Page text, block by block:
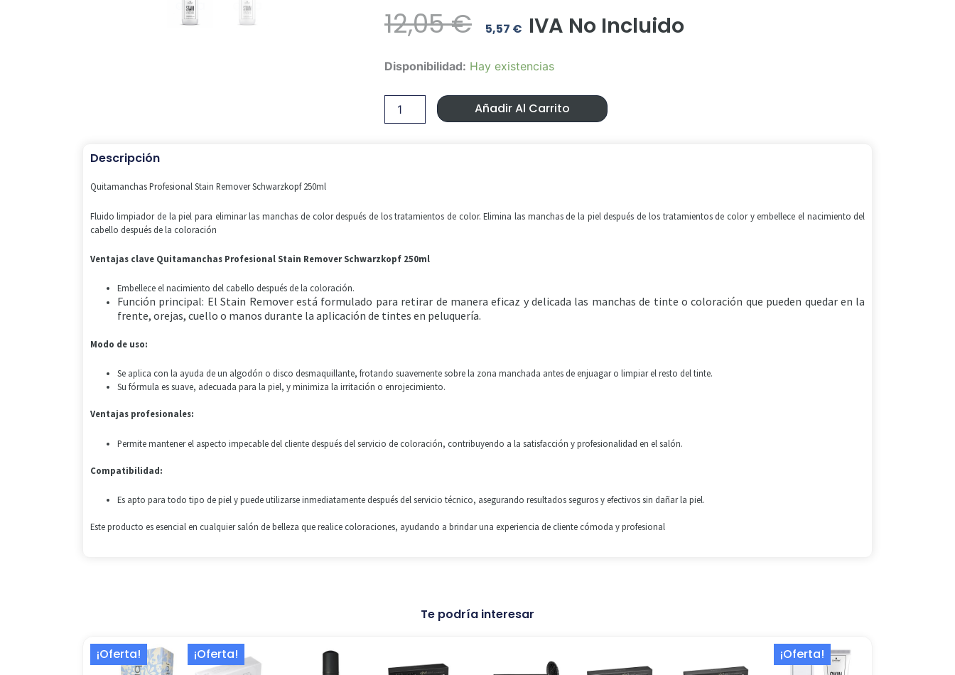
12,05€ El
Original
Era:
12,05 €.
5,57 €El
Actual
Es:
5,57 €.
IVA No Incluido
Disponibilidad: Hay existencias
Quitamanchas
Profesional
Remover
Schwarzkopf
Añadir Al Carrito
Descripción
Quitamanchas Profesional Stain Remover Schwarzkopf 250ml
Fluido limpiador de la piel para eliminar las manchas de color después de los tratamientos de color. Elimina las manchas de la piel después de los tratamientos de color y embellece el nacimiento del
cabello después de la coloración
Ventajas clave Quitamanchas Profesional Stain Remover Schwarzkopf 250ml
Embellece el nacimiento del cabello después de la coloración.
Función principal: El Stain Remover está formulado para retirar de manera eficaz y delicada las manchas de tinte o coloración que pueden quedar en la
frente, orejas, cuello o manos durante la aplicación de tintes en peluquería.
Modo de uso:
Se aplica con la ayuda de un algodón o disco desmaquillante, frotando suavemente sobre la zona manchada antes de enjuagar o limpiar el resto del tinte.
Su fórmula es suave, adecuada para la piel, y minimiza la irritación o enrojecimiento.
Ventajas profesionales:
Permite mantener el aspecto impecable del cliente después del servicio de coloración, contribuyendo a la satisfacción y profesionalidad en el salón.
Compatibilidad:
Es apto para todo tipo de piel y puede utilizarse inmediatamente después del servicio técnico, asegurando resultados seguros y efectivos sin dañar la piel.
Este producto es esencial en cualquier salón de belleza que realice coloraciones, ayudando a brindar una experiencia de cliente cómoda y profesional
Te podría interesar
¡Oferta!
El
precio
precio
¡Oferta!
El
precio
precio
¡Oferta!
El
precio